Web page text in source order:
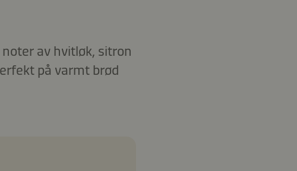
av hvitløk, sitron
på varmt brød